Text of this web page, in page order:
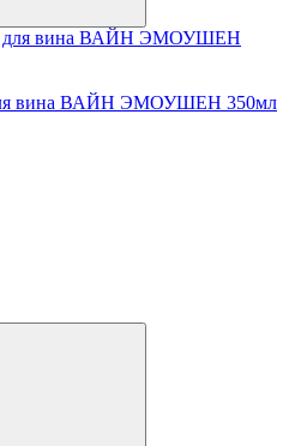
вина ВАЙН ЭМОУШЕН 350мл